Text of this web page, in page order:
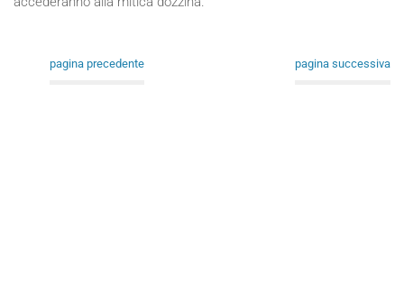
pagina precedente pagina successiva